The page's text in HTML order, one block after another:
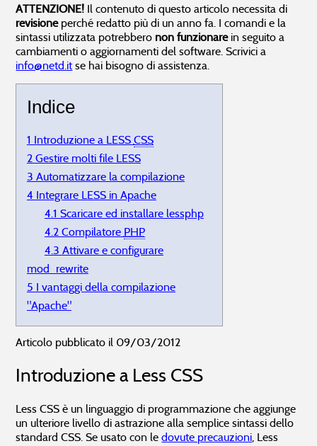
Non tutti i servizi sono operativi,08.08.2026 14:02
Ci sono problemi all’infrastruttura, 08.08.2026 06:02
Gestionale imprese
Gestionale per Ristorante
Customer Relationship Management
Non hai trovato ciò che ti interessa?
Business start pack
ATTENZIONE! Il contenuto di questo articolo necessita di
revisioneperché redatto più di un anno fa. I comandi e la
sintassi utilizzata potrebbero non funzionarein seguito a
cambiamenti o aggiornamenti del software. Scrivici a
info@netd.itse hai bisogno di assistenza.
Indice
1 Introduzione a LESS CSS
2 Gestire molti file LESS
3 Automatizzare la compilazione
4 Integrare LESS in Apache
4.1 Scaricare ed installare lessphp
4.2 Compilatore PHP
4.3 Attivare e configurare
mod_rewrite
5 I vantaggi della compilazione
"Apache"
Articolo pubblicato il 09/03/2012
Introduzione a Less CSS
Less CSS è un linguaggio di programmazione che aggiunge
un ulteriore livello di astrazione alla semplice sintassi dello
standard CSS. Se usato con ledovute precauzioni , Less